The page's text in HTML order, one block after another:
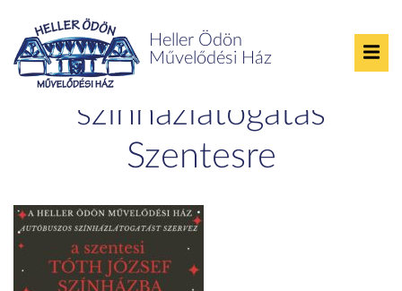
Heller Ödön
Művelődési Ház
Autóbuszos
színházlátogatás
Szentesre